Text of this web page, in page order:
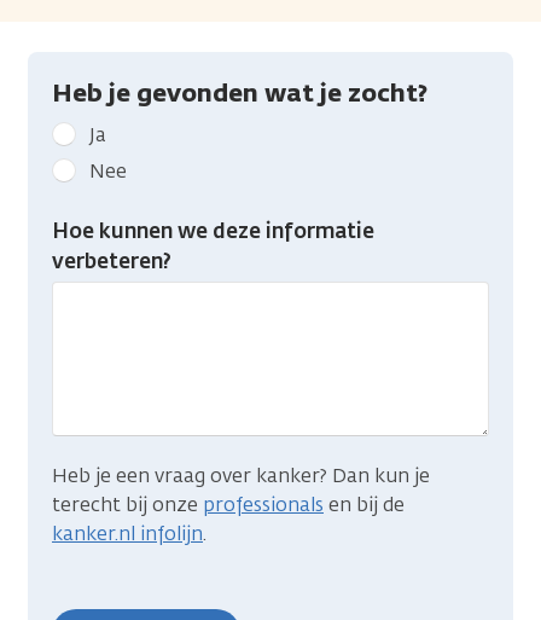
Heb je gevonden wat je zocht?
Geef
kanker.nl
feedback:
Heb
gevonden
Ja
Nee
Hoe kunnen we deze informatie
verbeteren?
Heb je een vraag over kanker? Dan kun je
terecht bij onze professionals en bij de
kanker.nl infolijn.